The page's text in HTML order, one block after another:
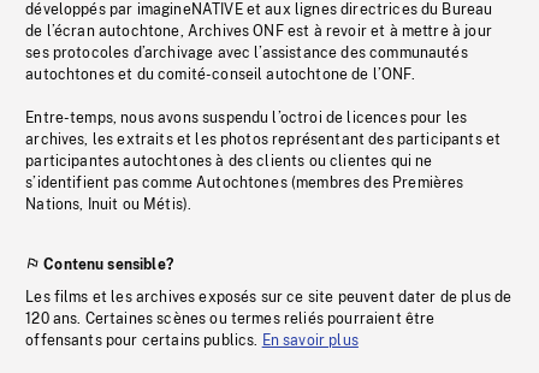
développés par imagineNATIVE et aux lignes directrices du Bureau
de l’écran autochtone, Archives ONF est à revoir et à mettre à jour
ses protocoles d’archivage avec l’assistance des communautés
autochtones et du comité-conseil autochtone de l’ONF.
Entre-temps, nous avons suspendu l’octroi de licences pour les
archives, les extraits et les photos représentant des participants et
participantes autochtones à des clients ou clientes qui ne
s’identifient pas comme Autochtones (membres des Premières
Nations, Inuit ou Métis).
Contenu sensible?
Les films et les archives exposés sur ce site peuvent dater de plus de
120 ans. Certaines scènes ou termes reliés pourraient être
offensants pour certains publics. En savoir plus